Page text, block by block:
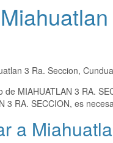
3 Ra. Seccion,
MIAHUATLAN 3 RA.
3 RA. SECCION, es
a